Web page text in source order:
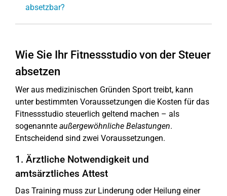
absetzbar?
Wie Sie Ihr Fitnessstudio von der Steuer
absetzen
Wer aus medizinischen Gründen Sport treibt, kann
unter bestimmten Voraussetzungen die Kosten für das
Fitnessstudio steuerlich geltend machen – als
sogenannte außergewöhnliche Belastungen.
Entscheidend sind zwei Voraussetzungen.
1. Ärztliche Notwendigkeit und
amtsärztliches Attest
Das Training muss zur Linderung oder Heilung einer